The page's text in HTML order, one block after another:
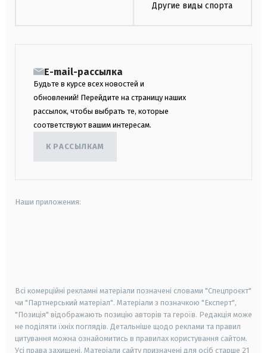
Другие виды спорта
E-mail-рассылка
Будьте в курсе всех новостей и
обновлений! Перейдите на страницу наших
рассылок, чтобы выбрать те, которые
соответствуют вашим интересам.
К РАССЫЛКАМ
Наши приложения:
Всі комерційні рекламні матеріали позначені словами "Спецпроєкт"
чи "Партнерський матеріал". Матеріали з позначкою "Експерт",
"Позиція" відображають позицію авторів та героїв. Редакція може
не поділяти їхніх поглядів. Детальніше щодо реклами та правил
цитування можна ознайомитись в правилах користування сайтом.
Усі права захищені. Матеріали сайту призначені для осіб старше 21